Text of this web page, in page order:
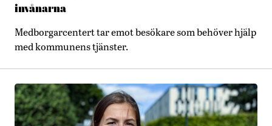
invånarna
Medborgarcentert tar emot besökare som behöver hjälp
med kommunens tjänster.